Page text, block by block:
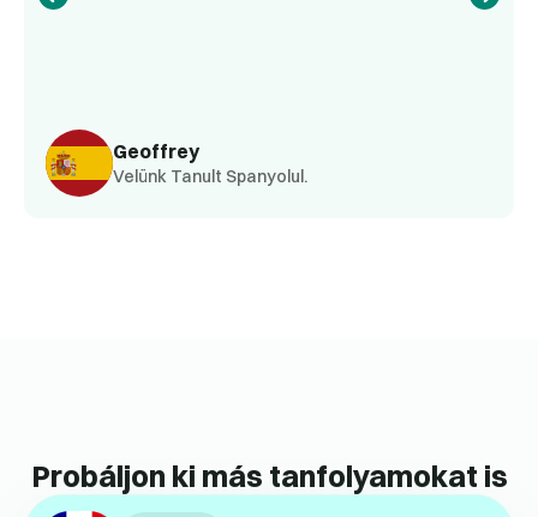
Geoffrey
Velünk Tanult Spanyolul.
Probáljon ki más tanfolyamokat is